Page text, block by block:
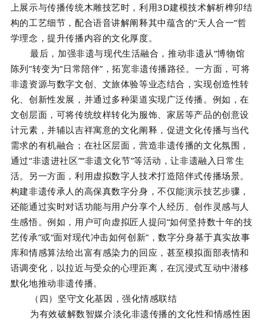
上展示与传播传统木雕技艺时，利用3D建模技术解析榫卯结
构的工艺细节，配合语音讲解阐释其中蕴含的“天人合一”哲
学理念，提升传播内容的文化厚度。
最后，加强非遗与现代生活融合，推动非遗从“博物馆
陈列”转变为“日常陪伴”，拓宽非遗传播路径。一方面，可将
非遗资源与数字文创、文旅体验等业态结合，实现创造性转
化、创新性发展，并通过多种渠道实现广泛传播。例如，在
文创层面，可将传统纹样转化为服饰、家居等产品的创意设
计元素，并辅以吉祥寓意的文化阐释，促进文化传播与当代
需求的有机融合；在社区层面，营造非遗传播的文化氛围，
通过“非遗进社区”“非遗文化节”等活动，让非遗融入日常生
活。另一方面，利用虚拟数字人技术打造陪伴式传播场景。
构建非遗传承人的高保真数字分身，不仅能演示技艺步骤，
还能通过实时对话功能与用户分享个人经历、创作灵感与人
生感悟。例如，用户可向虚拟匠人提问“如何坚持数十年的技
艺传承”或“面对现代冲击如何创新”，数字分身基于真实故事
库和情感算法给出富有感染力的回应，甚至模拟面部表情和
语调变化，以拉近与受众的心理距离，在沉浸式互动中潜移
默化地推动非遗传播。
（四）坚守文化基因，强化情感联结
为有效破解数智媒介淡化非遗传播的文化性和情感性困